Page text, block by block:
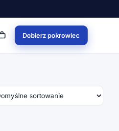
Dobierz pokrowiec